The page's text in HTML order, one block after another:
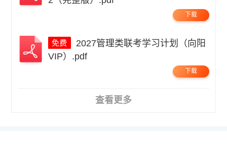
下载
VIP）.pdf
下载
查看更多